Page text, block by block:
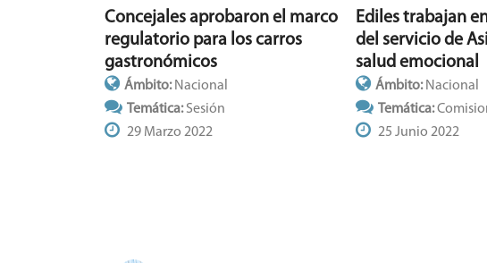
Concejales aprobaron el marco
regulatorio para los carros
gastronómicos
Ámbito:Nacional
Temática:Sesión
29 Marzo 2022
Ediles trabajan
del servicio de
salud emocional
Ámbito:Nacional
Temática:
25 Junio 2022